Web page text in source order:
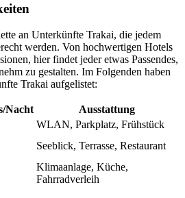
an Unterkünfte Trakai, die jedem
werden. Von hochwertigen Hotels
hier findet jeder etwas Passendes,
zu gestalten. Im Folgenden haben
Trakai aufgelistet:
Nacht
Ausstattung
WLAN, Parkplatz, Frühstück
Seeblick, Terrasse, Restaurant
Klimaanlage, Küche,
Fahrradverleih